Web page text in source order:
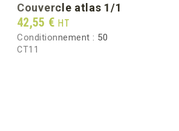
couvercle atlas 1/1
Prix
42,55 € HT
Conditionnement : 50
CT11